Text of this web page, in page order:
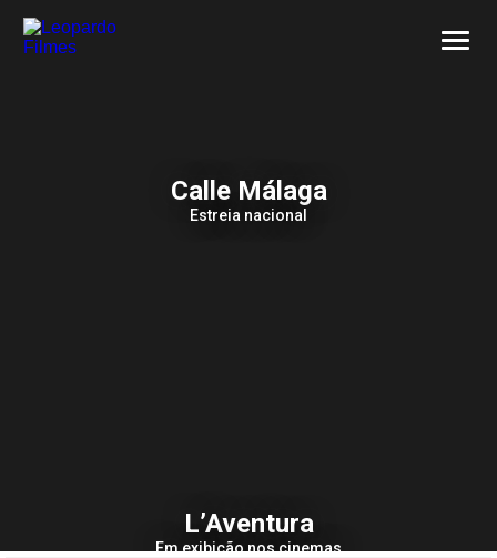
SOBRE NÓS
CONTACTOS
Calle Málaga
Estreia nacional
L’Aventura
Em exibição nos cinemas